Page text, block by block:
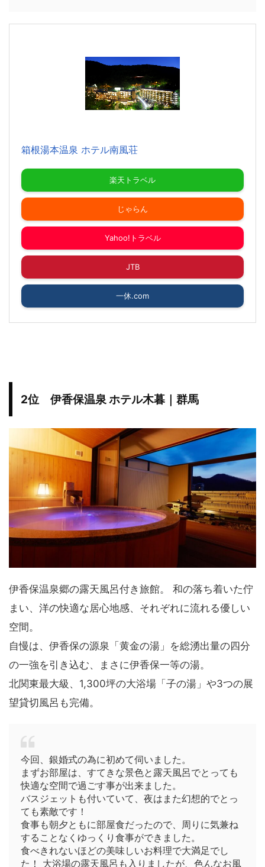
箱根湯本温泉 ホテル南風荘
楽天トラベル
じゃらん
Yahoo!トラベル
JTB
一休.com
2位 伊香保温泉 ホテル木暮｜群馬
伊香保温泉郷の露天風呂付き旅館。 和の落ち着いた佇
まい、洋の快適な居心地感、それぞれに流れる優しい
空間。
自慢は、伊香保の源泉「黄金の湯」を総湧出量の四分
の一強を引き込む、まさに伊香保一等の湯。
北関東最大級、1,300坪の大浴場「子の湯」や3つの展
望貸切風呂も完備。
今回、銀婚式の為に初めて伺いました。
まずお部屋は、すてきな景色と露天風呂でとっても
快適な空間で過ごす事が出来ました。
バスジェットも付いていて、夜はまた幻想的でとっ
ても素敵です！
食事も朝夕ともに部屋食だったので、周りに気兼ね
することなくゆっくり食事ができました。
食べきれないほどの美味しいお料理で大満足でし
た！ 大浴場の露天風呂も入りましたが、色んなお風